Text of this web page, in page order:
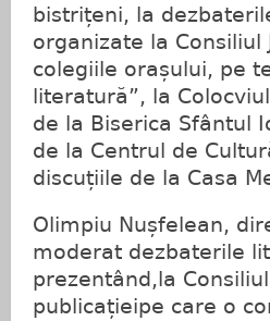
bistrițeni, la
organizate la
colegiile orașului, pe
literatură”, la
de la Biserica Sfântul
de la Centrul de
discuțiile de la Casa
Olimpiu Nușfelean,
moderat dezbaterile
prezentând,la
publicațieipe care o